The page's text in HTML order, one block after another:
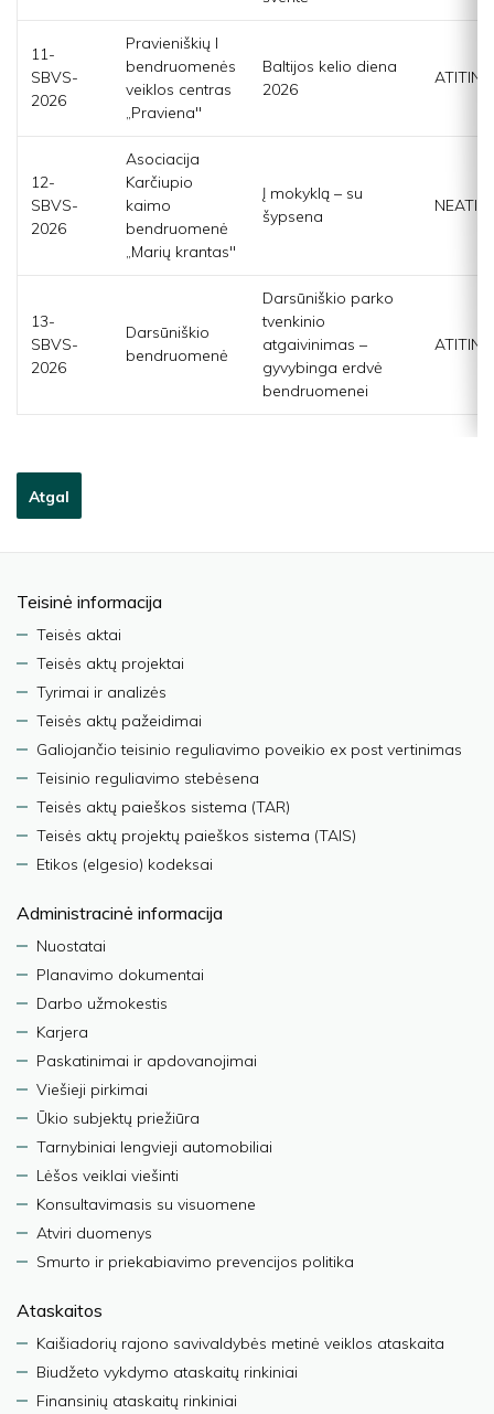
11-
SBVS-
2026
Pravieniškių I
bendruomenės
veiklos centras
„Praviena"
Baltijos kelio diena
2026
12-
SBVS-
2026
Asociacija
Karčiupio
kaimo
bendruomenė
„Marių krantas"
Į mokyklą – su
šypsena
13-
SBVS-
2026
Darsūniškio
bendruomenė
Darsūniškio parko
tvenkinio
atgaivinimas –
gyvybinga erdvė
bendruomenei
Atgal
Teisinė informacija
Teisės aktai
Teisės aktų projektai
Tyrimai ir analizės
Teisės aktų pažeidimai
Galiojančio teisinio reguliavimo poveikio ex post vertinimas
Teisinio reguliavimo stebėsena
Teisės aktų paieškos sistema (TAR)
Teisės aktų projektų paieškos sistema (TAIS)
Etikos (elgesio) kodeksai
Administracinė informacija
Nuostatai
Planavimo dokumentai
Darbo užmokestis
Karjera
Paskatinimai ir apdovanojimai
Viešieji pirkimai
Ūkio subjektų priežiūra
Tarnybiniai lengvieji automobiliai
Lėšos veiklai viešinti
Konsultavimasis su visuomene
Atviri duomenys
Smurto ir priekabiavimo prevencijos politika
Ataskaitos
Kaišiadorių rajono savivaldybės metinė veiklos ataskaita
Biudžeto vykdymo ataskaitų rinkiniai
Finansinių ataskaitų rinkiniai